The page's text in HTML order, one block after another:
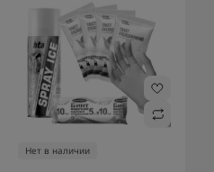
Нет в наличии